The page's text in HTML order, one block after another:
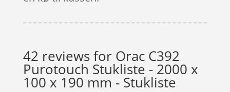
42 reviews for Orac C392
Purotouch Stukliste - 2000 x
100 x 190 mm - Stukliste